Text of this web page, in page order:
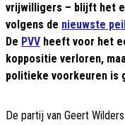
vrijwilligers – blijft het
volgens de nieuwste
De PVV heeft voor het
koppositie verloren,
politieke voorkeuren is
De partij van Geert